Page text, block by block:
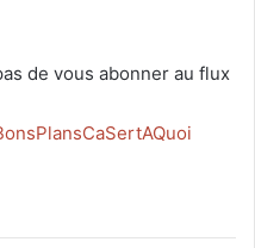
de vous abonner au flux